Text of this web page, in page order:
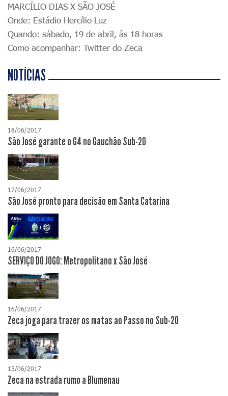
MARCÍLIO DIAS X SÃO JOSÉ
Onde: Estádio Hercílio Luz
Quando: sábado, 19 de abril, às 18 horas
Como acompanhar: Twitter do Zeca
NOTÍCIAS
18/06/2017
São José garante o G4 no Gauchão Sub-20
17/06/2017
São José pronto para decisão em Santa Catarina
16/06/2017
SERVIÇO DO JOGO: Metropolitano x São José
16/06/2017
Zeca joga para trazer os matas ao Passo no Sub-20
15/06/2017
Zeca na estrada rumo a Blumenau